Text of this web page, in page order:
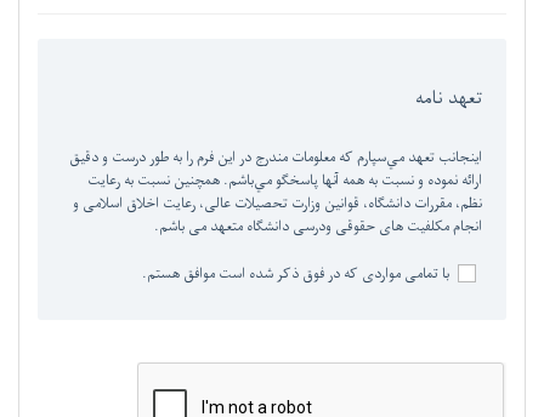
تعهد نامه
اينجانب تعهد مي‌سپارم که معلومات مندرج در اين فرم را به طور درست و دقيق
ارائه نموده و نسبت به همه آنها پاسخگو مي‌باشم. همچنین نسبت به رعایت
نظم، مقررات دانشگاه، قوانین وزارت تحصیلات عالی، رعایت اخلاق اسلامی و
انجام مکلفیت های حقوقی ودرسی دانشگاه متعهد می باشم.
با تمامی مواردی که در فوق ذکر شده است موافق هستم.